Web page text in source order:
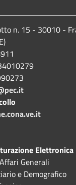
n. 15 - 30010 -
Elettronica
Generali
e Demografico